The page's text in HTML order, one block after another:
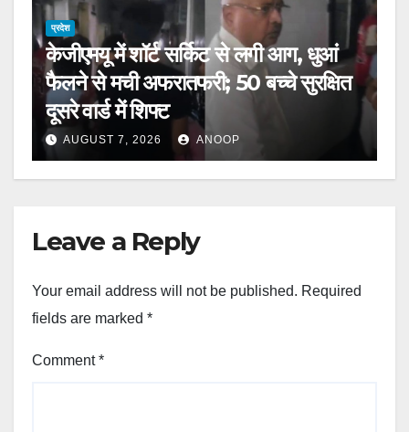
प्रदेश
केजीएमयू में शॉर्ट सर्किट से लगी आग, धुआं
फैलने से मची अफरातफरी; 50 बच्चे सुरक्षित
दूसरे वार्ड में शिफ्ट
AUGUST 7, 2026 ANOOP
Leave a Reply
Your email address will not be published. Required
fields are marked *
Comment*